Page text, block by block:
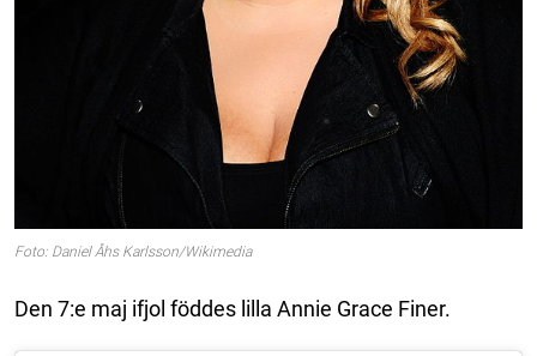
Foto: Daniel Åhs Karlsson/Wikimedia
Den 7:e maj ifjol föddes lilla Annie Grace Finer.